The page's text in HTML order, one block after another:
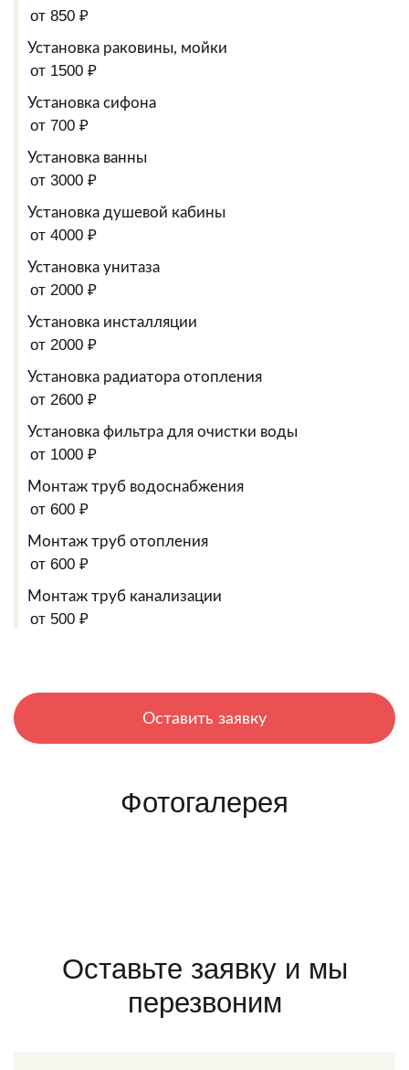
от 850 ₽
Установка раковины, мойки
от 1500 ₽
Установка сифона
от 700 ₽
Установка ванны
от 3000 ₽
Установка душевой кабины
от 4000 ₽
Установка унитаза
от 2000 ₽
Установка инсталляции
от 2000 ₽
Установка радиатора отопления
от 2600 ₽
Установка фильтра для очистки воды
от 1000 ₽
Монтаж труб водоснабжения
от 600 ₽
Монтаж труб отопления
от 600 ₽
Монтаж труб канализации
от 500 ₽
Оставить заявку
Фотогалерея
Оставьте заявку и мы
перезвоним